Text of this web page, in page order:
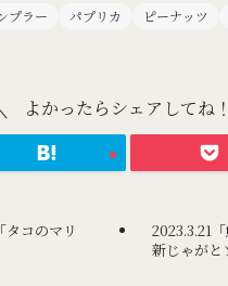
プラー パプリカ ピーナッツ
よかったらシェアしてね！
コのマリ
2023.3.21
新じゃがと